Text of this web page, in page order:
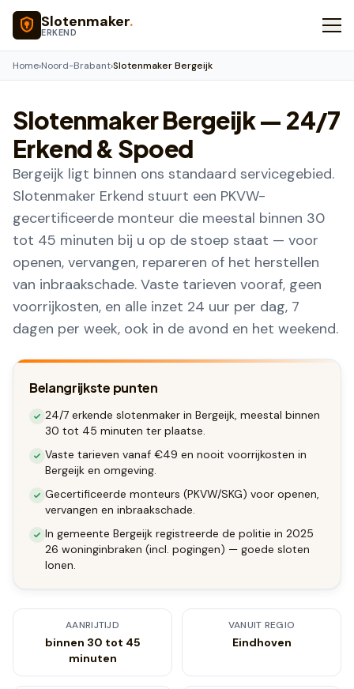
Naar hoofdinhoud
Slotenmaker.
ERKEND
Home›Noord-Brabant›Slotenmaker Bergeijk
SlotenmakerBergeijk— 24/7
Erkend & Spoed
Bergeijk ligt binnen ons standaard servicegebied.
Slotenmaker Erkend stuurt een PKVW-
gecertificeerde monteur die meestal binnen 30
tot 45 minuten bij u op de stoep staat — voor
openen, vervangen, repareren of het herstellen
van inbraakschade. Vaste tarieven vooraf, geen
voorrijkosten, en alle inzet 24 uur per dag, 7
dagen per week, ook in de avond en het weekend.
Belangrijkste punten
24/7 erkende slotenmaker in Bergeijk, meestal binnen
30 tot 45 minuten ter plaatse.
Vaste tarieven vanaf €49 en nooit voorrijkosten in
Bergeijk en omgeving.
Gecertificeerde monteurs (PKVW/SKG) voor openen,
vervangen en inbraakschade.
In gemeente Bergeijk registreerde de politie in 2025
26 woninginbraken (incl. pogingen) — goede sloten
lonen.
AANRIJTIJD
binnen 30 tot 45
minuten
VANUIT REGIO
Eindhoven